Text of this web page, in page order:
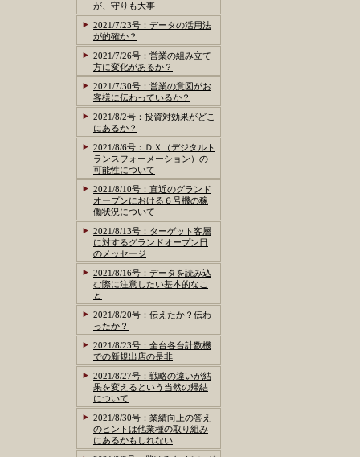
が、守りも大事
2021/7/23号：データの活用法
が的確か？
2021/7/26号：営業の組み立て
方に変化があるか？
2021/7/30号：営業の意図がお
客様に伝わっているか？
2021/8/2号：投資対効果がどこ
にあるか？
2021/8/6号：ＤＸ（デジタルト
ランスフォーメーション）の
可能性について
2021/8/10号：直近のグランド
オープンにおける６号機の稼
働状況について
2021/8/13号：ターゲット客層
に対するグランドオープン日
のメッセージ
2021/8/16号：データを読み込
む際に注意したい基本的なこ
と
2021/8/20号：伝えたか？伝わ
ったか？
2021/8/23号：全台各台計数機
での新規出店の是非
2021/8/27号：戦略の違いが結
果を変えるという当然の帰結
について
2021/8/30号：業績向上の答え
のヒントは他業種の取り組み
にあるかもしれない